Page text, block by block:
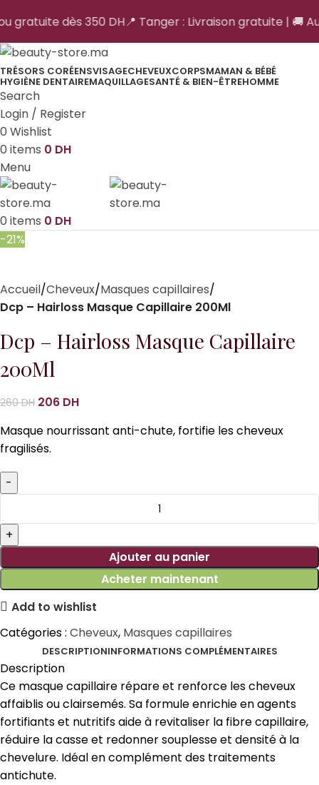
TRÉSORS CORÉENSVISAGECHEVEUXCORPSMAMAN & BÉBÉ
HYGIÈNE DENTAIREMAQUILLAGESANTÉ & BIEN-ÊTREHOMME
Search
Login / Register
0 Wishlist
0 items 0 DH
Menu
0 items 0 DH
-21%
Accueil Cheveux Masques capillaires
Dcp – Hairloss Masque Capillaire 200Ml
Dcp – Hairloss Masque Capillaire
200Ml
260DH 206 DH
Masque nourrissant anti-chute, fortifie les cheveux
fragilisés.
Ajouter au panier
Acheter maintenant
Add to wishlist
Catégories : Cheveux, Masques capillaires
DESCRIPTIONINFORMATIONS COMPLÉMENTAIRES
Description
Ce masque capillaire répare et renforce les cheveux
affaiblis ou clairsemés. Sa formule enrichie en agents
fortifiants et nutritifs aide à revitaliser la fibre capillaire,
réduire la casse et redonner souplesse et densité à la
chevelure. Idéal en complément des traitements
antichute.
gratuite dès 350 DH📍 Tanger : Livraison gratuite | 🚚